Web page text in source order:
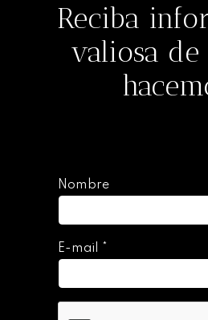
Reciba
valiosa
Nombre
E-mail *